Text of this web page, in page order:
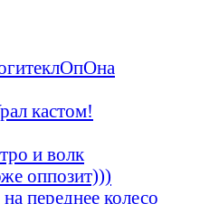
кастом!
и волк
оппозит)))
переднее колесо